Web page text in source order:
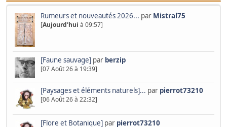
Rumeurs et nouveautés 2026... par Mistral75
[Aujourd'hui à 09:57]
[Faune sauvage] par berzip
[07 Août 26 à 19:39]
[Paysages et éléments naturels]... par pierrot73210
[06 Août 26 à 22:32]
[Flore et Botanique]par pierrot73210